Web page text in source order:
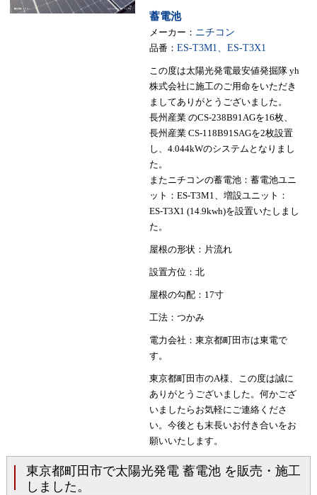
蓄電池
メーカー： ニチコン
品番： ES-T3M1、ES-T3X1
この度は太陽光発電最安値発掘隊 yh
株式会社に施工のご用命をいただき
ましてありがとうございました。
長州産業 のCS-238B91AGを16枚、
長州産業 CS-118B91SAGを2枚設置
し、4.044kWのシステムとなりまし
た。
またニチコンの蓄電池：蓄電池ユニ
ット：ES-T3M1、増設ユニット：
ES-T3X1 (14.9kwh)を設置いたしまし
た。
屋根の形状：片流れ
設置方位：北
屋根の勾配：17寸
工法：つかみ
電力会社：東京都町田市は東電で
す。
東京都町田市のA様、この度は誠に
ありがとうございました。何かござ
いましたらお気軽にご連絡くださ
い。今後とも末長いお付き合いをお
願いいたします。
東京都町田市で太陽光発電 蓄電池 を販売・施工
しました。